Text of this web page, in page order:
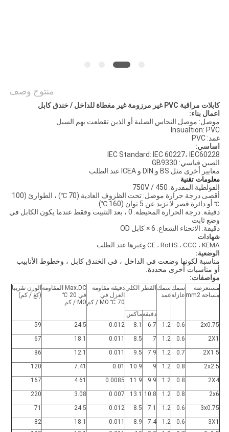
خريطة
الموقع
سياسة
الخصوصية
منتوج وصف
كابلات مراقبة PVC غير مرزومة غير مغطاة للداخل / خندق كابل
اعمال بناء:
موصل: موصل النحاس الصلبة أو الذين تقطعت بهم السبل
Insualtion: PVC
غمد: PVC
اساسي:
IEC Standard: IEC 60227، IEC60228
الصين قياسي: GB9330
معايير أخرى مثل BS و DIN و ICEA عند الطلب
معلومات تقنية
الفولطية المقدرة: 450 / 750V
أقصى درجة حرارة موصل: تحت الظروف العادية (70 ℃) ، الطوارئ (100
℃أو دائرة قصر لا تزيد عن 5 ثوان (160 ℃).
دقيقة. درجة الحرارة المحيطة. 0 ، بعد التثبيت وفقط عندما يكون الكابل في
وضع ثابت
دقيقة. الانحناء الشعاع: 6 × كابل OD
شهادات
CE ، RoHS ، CCC ، KEMA وغيرها عند الطلب
الوضعية:
مناسبة لكونها وضعت في الداخل ، في الخندق كابل ، وخطوط الأنابيب
أو مناسبات أخرى محددة.
مواصفات:
مستعرضة
مساحة mm2
سمك
عازلة
سمك
غمد
القطر الكليدقيقة مقاومة
العزل في
70 ℃ MΩ / كم
Max.DC المقاومة
في 20 ℃
MΩ / كم
الوزن تقريبا
(كغ / كم)
دقيقةماكس
2x0.75
0.6
1.2
6.7
8.1
0.012
24.5
59
2X1
0.6
1.2
7
8.5
0.011
18.1
67
2X1.5
0.7
1.2
7.9
9.5
0.011
12.1
86
2x2.5
0.8
1.2
9
10.9
0.01
7.41
120
2X4
0.8
1.2
9.9
11.9
0.0085
4.61
167
2x6
0.8
1.2
10.8
13.1
0.007
3.08
220
3x0.75
0.6
1.2
7.1
8.5
0.012
24.5
71
3X1
0.6
1.2
7.4
8.9
0.011
18.1
82